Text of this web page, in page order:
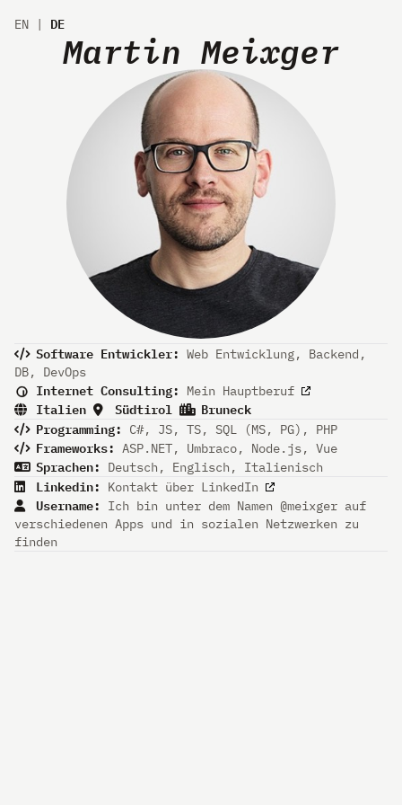
EN | DE
Martin Meixger
Software Entwickler: Web Entwicklung, Backend,
DB, DevOps
Internet Consulting: Mein Hauptberuf
Italien Südtirol
Bruneck
Programming:
C#, JS, TS, SQL (MS, PG), PHP
Frameworks: ASP.NET, Umbraco, Node.js, Vue
Sprachen: Deutsch, Englisch, Italienisch
Linkedin: Kontakt über LinkedIn
Username:
Ich bin unter dem Namen @meixger auf
verschiedenen Apps und in sozialen Netzwerken zu
finden